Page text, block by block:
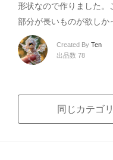
形状なので作りました
部分が長いものが欲しか
Created By Ten
出品数 78
同じカテゴ